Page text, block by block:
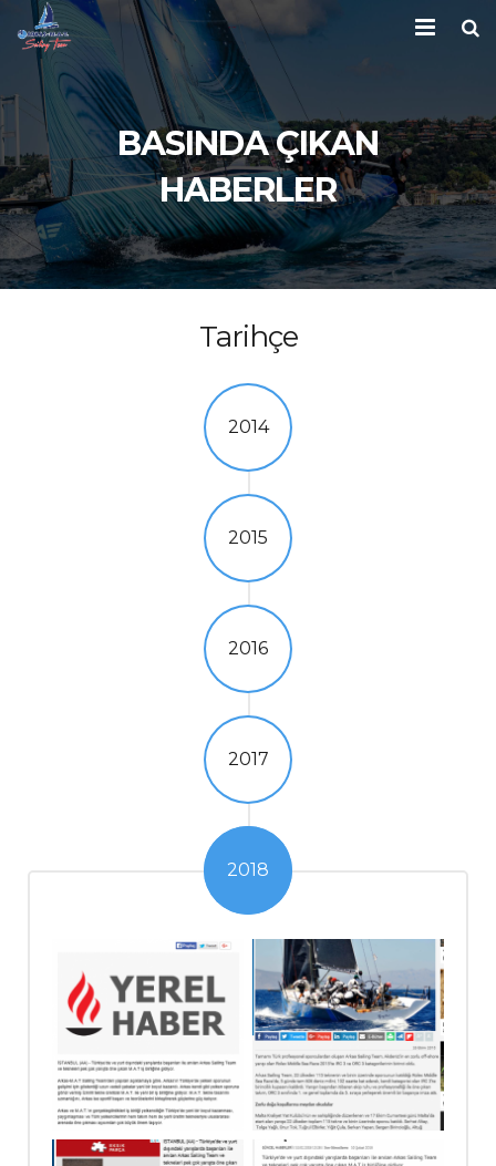
Ana Sayfa
Tekne
Takım
Kupalar
Yarış Takvimi
BASINDA ÇIKAN
HABERLER
Tarihçe
2014
2015
2016
2017
2018